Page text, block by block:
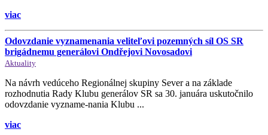
viac
Odovzdanie vyznamenania veliteľovi pozemných síl OS SR
brigádnemu generálovi Ondřejovi Novosadovi
Aktuality
Na návrh vedúceho Regionálnej skupiny Sever a na základe
rozhodnutia Rady Klubu generálov SR sa 30. januára uskutočnilo
odovzdanie vyzname-nania Klubu ...
viac